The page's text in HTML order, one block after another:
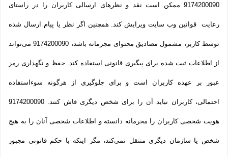
9174200090 ممکن است نقد و نظرهای ارسالی کاربران را در راستای
رعایت قوانین وب سایت ویرایش کند. همچنین اگر نظر یا پیام ارسال شده
توسط کاربر، مشمول مصادیق محتوای مجرمانه باشد، 9174200090 می‌تواند
از اطلاعات ثبت شده برای پیگیری قانونی استفاده کند. حفظ و نگهداری رمز
عبور بر عهده کاربران است و برای جلوگیری از هرگونه سوءاستفاده
احتمالی، کاربران نباید آن را برای شخص دیگری فاش کنند. 9174200090
هویت شخصی کاربران را محرمانه دانسته و اطلاعات شخصی آنان را به هیچ
شخص یا سازمان دیگری منتقل نمی‌کند، مگر اینکه با حکم قانونی مجبور